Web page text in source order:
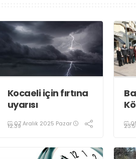
Kocaeli için fırtına
uyarısı
07 Aralık 2025 Pazar
12:39